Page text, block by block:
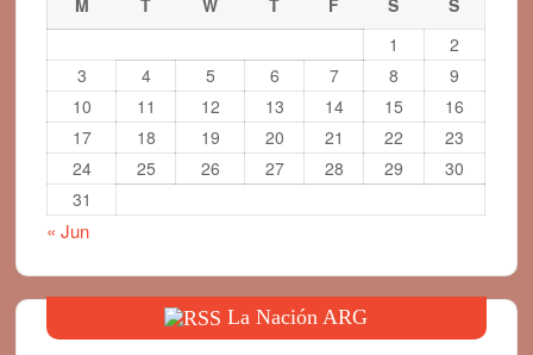
M T W T F S
S
1
2
3
4 5 6 7 8
9
10
11 12 13 14 15
16
17
18 19 20 21 22
23
24
25 26 27 28 29
30
31
« Jun
La Nación ARG